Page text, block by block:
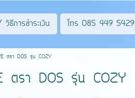
ธีการชำระเงิน โทร 085 449 5429
ตรา DOS รุ่น COZY
ตรา DOS รุ่น COZY